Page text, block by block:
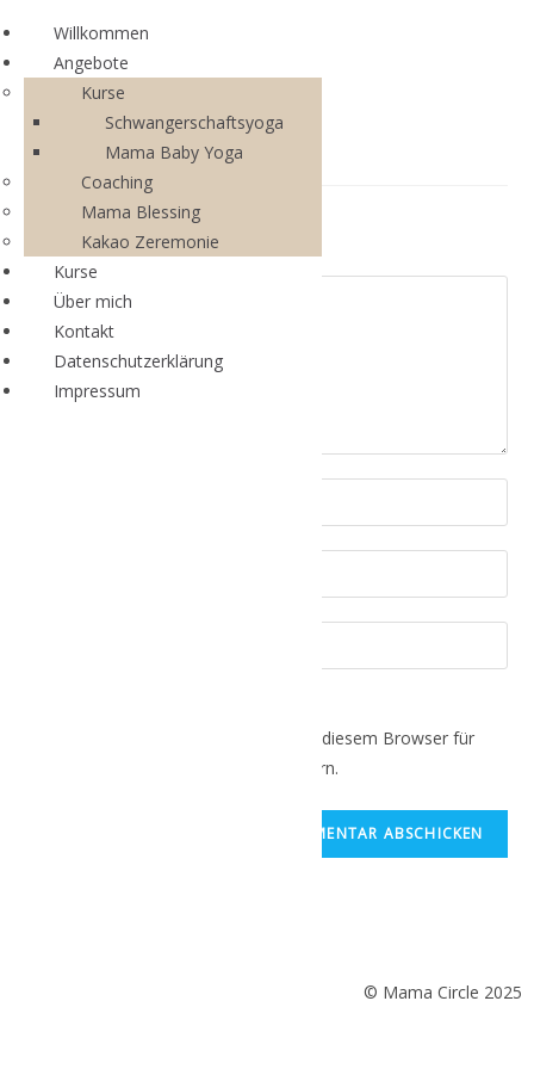
Schreibe einen Kommentar
Name, E-Mail-Adresse und Website in diesem Browser für
meinen nächsten Kommentar speichern.
© Mama Circle 2025
Willkommen
Angebote
Kurse
Schwangerschaftsyoga
Mama Baby Yoga
Coaching
Mama Blessing
Kakao Zeremonie
Kurse
Über mich
Kontakt
Datenschutzerklärung
Impressum